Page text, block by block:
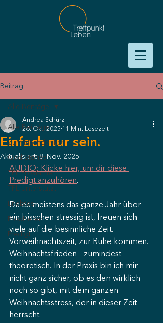
Beitrag
Alle Beiträge
Zum Nachdenken
God Stories
TPL Proklamiert
TPL Unterstützt
Erlebtes
Prophetien
Predigt
Alle Beiträge
Einfach nur sein.
Andrea Schürz
26. Okt. 2025 11 Min. Lesezeit
Aktualisiert:8. Nov. 2025
AUDIO: Klicke hier, um dir diese
Predigt anzuhören.
Da es meistens das ganze Jahr über
ein bisschen stressig ist, freuen sich
viele auf die besinnliche Zeit.
Vorweihnachtszeit, zur Ruhe kommen.
Weihnachtsfrieden - zumindest
theoretisch. In der Praxis bin ich mir
nicht ganz sicher, ob es den wirklich
noch so gibt, mit dem ganzen
Weihnachtsstress, der in dieser Zeit
herrscht.